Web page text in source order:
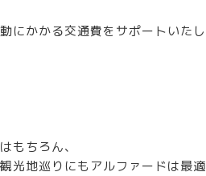
にかかる交通費をサポートいたし
もちろん、
光地巡りにもアルファードは最適